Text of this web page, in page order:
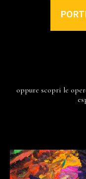
oppure scopri le